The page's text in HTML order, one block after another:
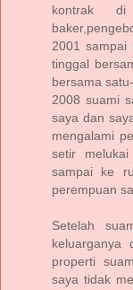
kontrak
2001 sampai
tinggal
bersama
2008 suami
saya dan
mengalami
setir
sampai ke
perempuan
Setelah
keluarganya
properti
saya tidak